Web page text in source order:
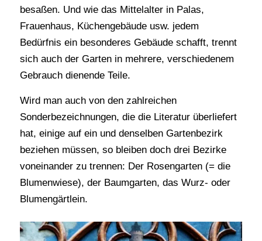
besaßen. Und wie das Mittelalter in Palas,
Frauenhaus, Küchengebäude usw. jedem
Bedürfnis ein besonderes Gebäude schafft, trennt
sich auch der Garten in mehrere, verschiedenem
Gebrauch dienende Teile.
Wird man auch von den zahlreichen
Sonderbezeichnungen, die die Literatur überliefert
hat, einige auf ein und denselben Gartenbezirk
beziehen müssen, so bleiben doch drei Bezirke
voneinander zu trennen: Der Rosengarten (= die
Blumenwiese), der Baumgarten, das Wurz- oder
Blumengärtlein.